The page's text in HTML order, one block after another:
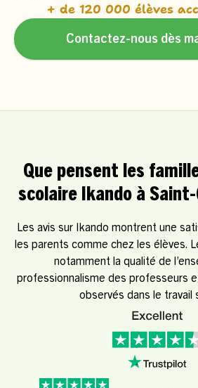
+ de 120 000 élèves
Contactez-nous dès
Que pensent les
scolaire Ikando à
Les avis sur Ikando montrent une
les parents comme chez les élèves.
notamment la qualité de
professionnalisme des professeurs
observés dans le travail